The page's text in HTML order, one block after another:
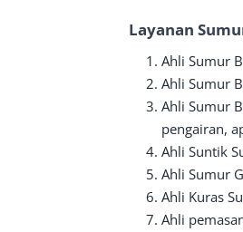
Layanan
Ahli Sumur
Ahli Sumur
Ahli Sumur
pengairan,
Ahli Suntik
Ahli Sumur
Ahli Kuras
Ahli